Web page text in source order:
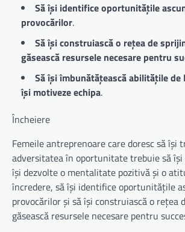
Să își identifice oportunitățile
provocărilor.
Să își construiască o rețea de
găsească resursele necesare pentru
Să își îmbunătățească abilitățile de
își motiveze echipa.
Încheiere
Femeile antreprenoare care doresc să își
adversitatea în oportunitate trebuie să își
își dezvolte o mentalitate pozitivă și o
încredere, să își identifice oportunitățile
provocărilor și să își construiască o rețea
găsească resursele necesare pentru